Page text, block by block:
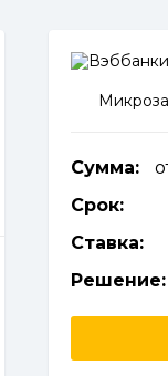
Сумма:
Срок:
Ставка:
Решение: